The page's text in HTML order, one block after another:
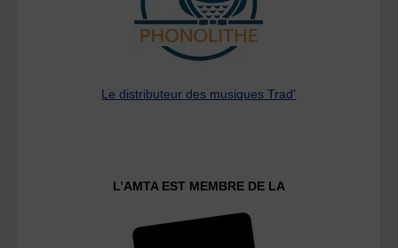
Le distributeur des musiques Trad'
L’AMTA EST MEMBRE DE LA